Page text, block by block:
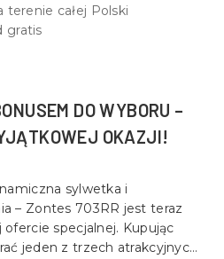
całej Polski
gratis
DO WYBORU –
OKAZJI!
sylwetka i
– Zontes 703RR jest teraz
specjalnej. Kupując
jeden z trzech atrakcyjnych